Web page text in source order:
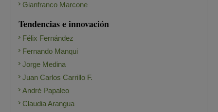
Gianfranco Marcone
Tendencias e innovación
Félix Fernández
Fernando Manqui
Jorge Medina
Juan Carlos Carrillo F.
André Papaleo
Claudia Arangua